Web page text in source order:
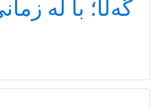
گەڵا؛ با لە